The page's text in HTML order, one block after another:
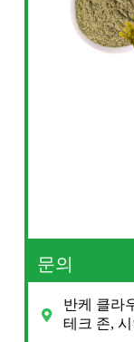
문의
반케 클라
테크 존,